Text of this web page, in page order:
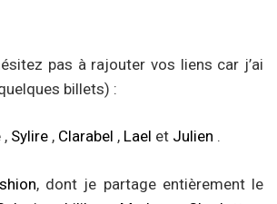
pas à rajouter vos liens car j’ai
billets) :
, Sylire , Clarabel , Lael et Julien .
, dont je partage entièrement le